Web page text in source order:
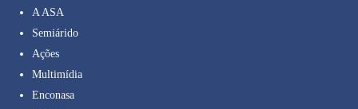
A ASA
Semiárido
Ações
Multimídia
Enconasa